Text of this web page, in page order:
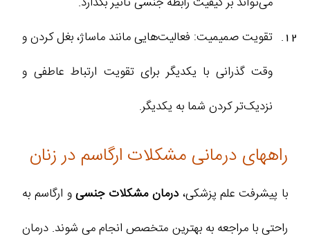
تقویت صمیمیت: فعالیت‌هایی مانند ماساژ، بغل کردن و
وقت گذرانی با یکدیگر برای تقویت ارتباط عاطفی و
نزدیک‌تر کردن شما به یکدیگر.
راههای درمانی مشکلات ارگاسم در زنان
با پیشرفت علم پزشکی،درمان مشکلات جنسیو ارگاسم به
راحتی با مراجعه به بهترین متخصص انجام می شوند. درمان